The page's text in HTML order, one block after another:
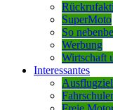
SuperMoto
So
Werbung
Wirtschaft
Interessantes